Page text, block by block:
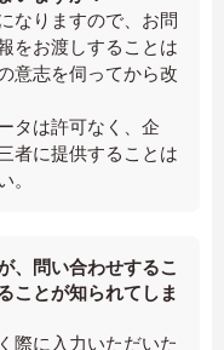
なりますので、お問
をお渡しすることは
意志を伺ってから改
タは許可なく、企
者に提供することは
。
、問い合わせするこ
ことが知られてしま
際に入力いただいた